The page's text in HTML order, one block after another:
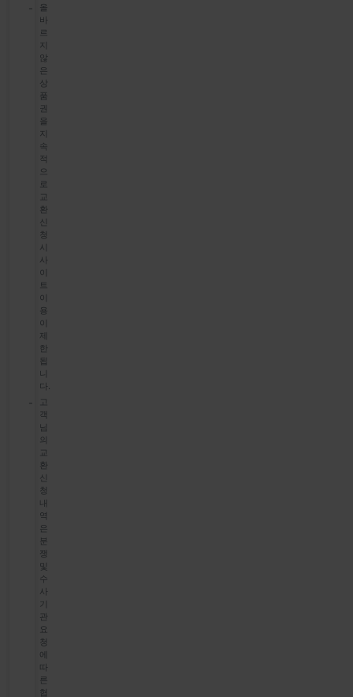
올
바
르
지
않
은
상
품
권
을
지
속
적
으
로
교
환
신
청
시
사
이
트
이
용
이
제
한
됩
니
다.
고
객
님
의
교
환
신
청
내
역
은
분
쟁
및
수
사
기
관
요
청
에
따
른
협